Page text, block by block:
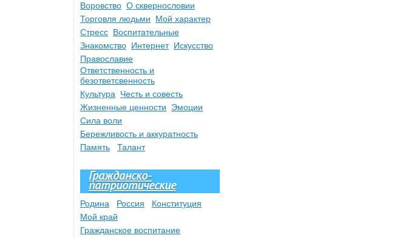
Воровство О сквернословии
Торговля людьми
Мой характер
Стресс Воспитательные
Знакомство Интернет Искусство
Православие
Ответственность и
безответсвенность
Культура
Честь и совесть
Жизненные ценности
Эмоции
Сила воли
Бережливость и аккуратность
Память
Талант
Гражданско-
патриотические
Родина Россия
Конституция
Мой край
Гражданское воспитание